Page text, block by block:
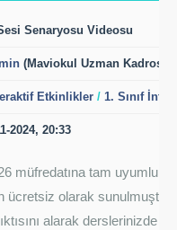
Senaryosu Videosu
(Maviokul Uzman Kadrosu)
Etkinlikler / 1. Sınıf
2024, 20:33
müfredatına tam uyumlu
ücretsiz olarak sunulmuştur.
alarak